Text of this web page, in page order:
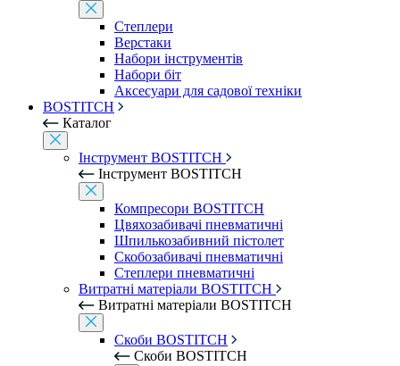
Степлери
Верстаки
Набори інструментів
Набори біт
Аксесуари для садової техніки
BOSTITCH
Каталог
Інструмент BOSTITCH
Інструмент BOSTITCH
Компресори BOSTITCH
Цвяхозабивачі пневматичні
Шпилькозабивний пістолет
Скобозабивачі пневматичні
Степлери пневматичні
Витратні матеріали BOSTITCH
Витратні матеріали BOSTITCH
Скоби BOSTITCH
Скоби BOSTITCH